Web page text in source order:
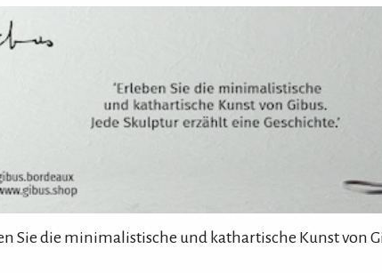
Sie die minimalistische und kathartische Kunst von